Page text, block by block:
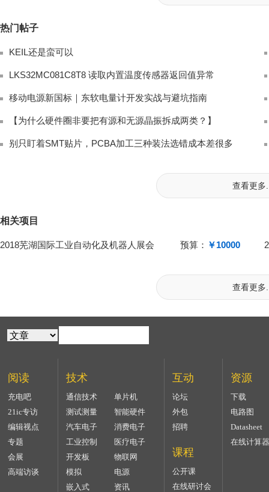
热门帖子
KEIL还是蛮可以
LKS32MC081C8T8 读取内置温度传感器返回值异常
移动电源新国标｜东软电量计开发实战与避坑指南
【为什么硬件圈非要把有源和无源晶振拆成两类？】
别只盯着SMT贴片，PCBA加工三种装法选错成本差很多
查看更多
相关项目
2018芜湖国际工业自动化及机器人展会 预算： ￥10000
查看更多
阅读
充电吧
21ic专访
编辑视点
专题
会展
高端访谈
技术
通信技术
单片机
测试测量
智能硬件
汽车电子
消费电子
工业控制
医疗电子
开发板
物联网
模拟
电源
嵌入式
资讯
互动
论坛
外包
招聘
课程
公开课
在线研讨会
资源
下载
电路图
Datasheet
在线计算器